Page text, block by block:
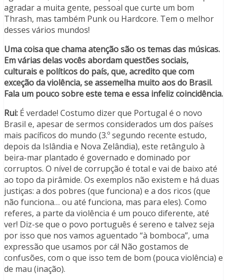
agradar a muita gente, pessoal que curte um bom
Thrash, mas também Punk ou Hardcore. Tem o melhor
desses vários mundos!
Uma coisa que chama atenção são os temas das músicas.
Em várias delas vocês abordam questões sociais,
culturais e políticos do país, que, acredito que com
exceção da violência, se assemelha muito aos do Brasil.
Fala um pouco sobre este tema e essa infeliz coincidência.
Rui: É verdade! Costumo dizer que Portugal é o novo
Brasil e, apesar de sermos considerados um dos países
mais pacíficos do mundo (3.º segundo recente estudo,
depois da Islândia e Nova Zelândia), este retângulo à
beira-mar plantado é governado e dominado por
corruptos. O nível de corrupção é total e vai de baixo até
ao topo da pirâmide. Os exemplos não existem e há duas
justiças: a dos pobres (que funciona) e a dos ricos (que
não funciona… ou até funciona, mas para eles). Como
referes, a parte da violência é um pouco diferente, até
ver! Diz-se que o povo português é sereno e talvez seja
por isso que nos vamos aguentado “à bomboca”, uma
expressão que usamos por cá! Não gostamos de
confusões, com o que isso tem de bom (pouca violência) e
de mau (inação).